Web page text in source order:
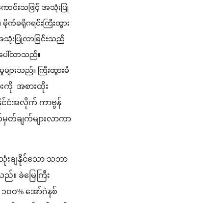
င်းသဖြင့် အသုံးပြု
မိုက်ခရိုဂရင်းကြီးထွား
းပြုလာခြင်းသည်
ေါ်လာသည်။
ားသည်။ ကြီးထွားမီ
အစားထိုး
င်ငံအလိုက် ကာဗွန်
ချက်များလာကာ
ချနိုင်သော သဘာ
ခဲမြေကြီး
ဝဝ% အော်ဂဲနစ်